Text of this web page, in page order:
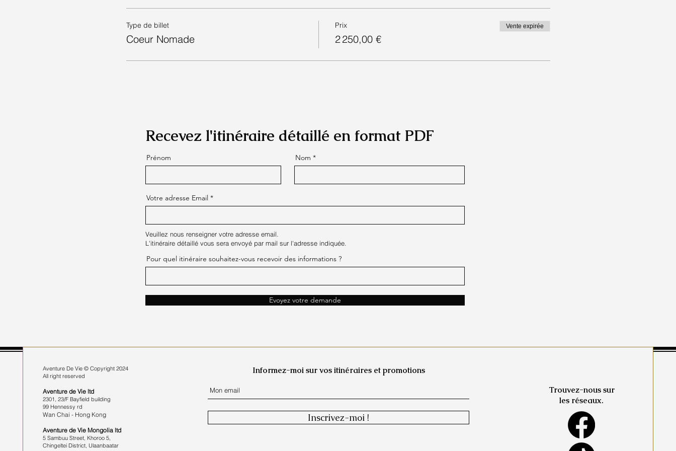
Type de billet
Coeur Nomade
Prix
2 250,00 €
Vente expirée
Recevez l'itinéraire détaillé en format PDF
Prénom Nom
Votre adresse Email
Veuillez nous renseigner votre adresse email.
L'itinéraire détaillé vous sera envoyé par mail sur l'adresse indiquée.
Pour quel itinéraire souhaitez-vous recevoir des informations ?
Evoyez votre demande
Aventure De Vie ©Copyright 2024
All right reserved
Aventure de Vieltd
2301, 23/F Bayfield building
​99 Hennessy rd
Wan Chai - Hong Kong
Aventure de Vie Mongolia ltd
5 Sambuu Street, Khoroo 5,
Chingeltei District, Ulaanbaatar
Informez-moi sur vos itinéraires et promotions
Inscrivez-moi !
Trouvez-nous sur
les réseaux.